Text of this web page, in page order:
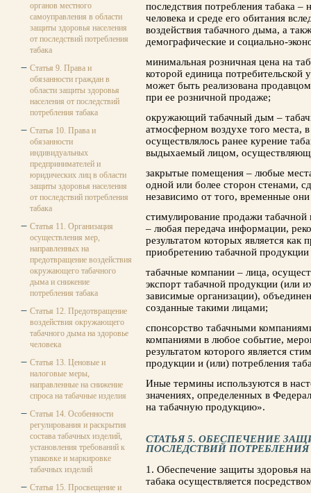
органов местного
самоуправления в области
защиты здоровья населения
от последствий потребления
табака
Статья 9. Права и
обязанности граждан в
области защиты здоровья
населения от последствий
потребления табака
Статья 10. Права и
обязанности
индивидуальных
предпринимателей и
юридических лиц в области
защиты здоровья населения
от последствий потребления
табака
Статья 11. Организация
осуществления мер,
направленных на
предотвращение воздействия
окружающего табачного
дыма и снижение
потребления табака
Статья 12. Предотвращение
воздействия окружающего
табачного дыма на здоровье
человека
Статья 13. Ценовые и
налоговые меры,
направленные на снижение
спроса на табачные изделия
Статья 14. Особенности
регулирования и раскрытия
состава табачных изделий,
установления требований к
упаковке и маркировке
табачных изделий
Статья 15. Просвещение и
последствия потребления табака
человека и среде его обитания
воздействия табачного дыма, а
демографические и социально-
минимальная розничная цена на
которой единица потребительской
может быть реализована
при ее розничной продаже;
окружающий табачный дым –
атмосферном воздухе того места,
осуществлялось ранее курение
выдыхаемый лицом,
закрытые помещения – любые
одной или более сторон стенами,
независимо от того, временные
стимулирование продажи
– любая передача информации,
результатом которых является как
приобретению табачной
табачные компании – лица,
экспорт табачной продукции (или
зависимые организации),
созданные такими лицами;
спонсорство табачными
компаниями в любое событие,
результатом которого является
продукции и (или) потребления
Иные термины используются в
значениях, определенных в
на табачную продукцию».
СТАТЬЯ 5. ОБЕСПЕЧЕНИЕ
ПОСЛЕДСТВИЙ ПОТРЕБЛЕНИЯ
1. Обеспечение защиты здоровья
табака осуществляется